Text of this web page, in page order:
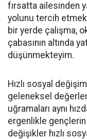
fırsatta ailesinden
yolunu tercih
bir yerde çalışma,
çabasının altında
düşünmekteyim.
Hızlı sosyal
geleneksel
uğramaları aynı
ergenlikle gençlerin
değişikler hızlı